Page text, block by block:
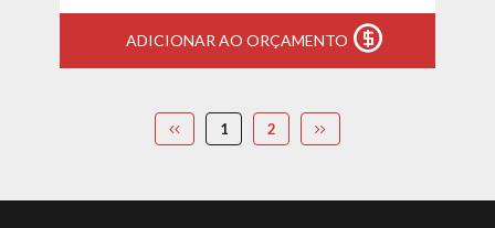
ADICIONAR AO ORÇAMENTO
1 2